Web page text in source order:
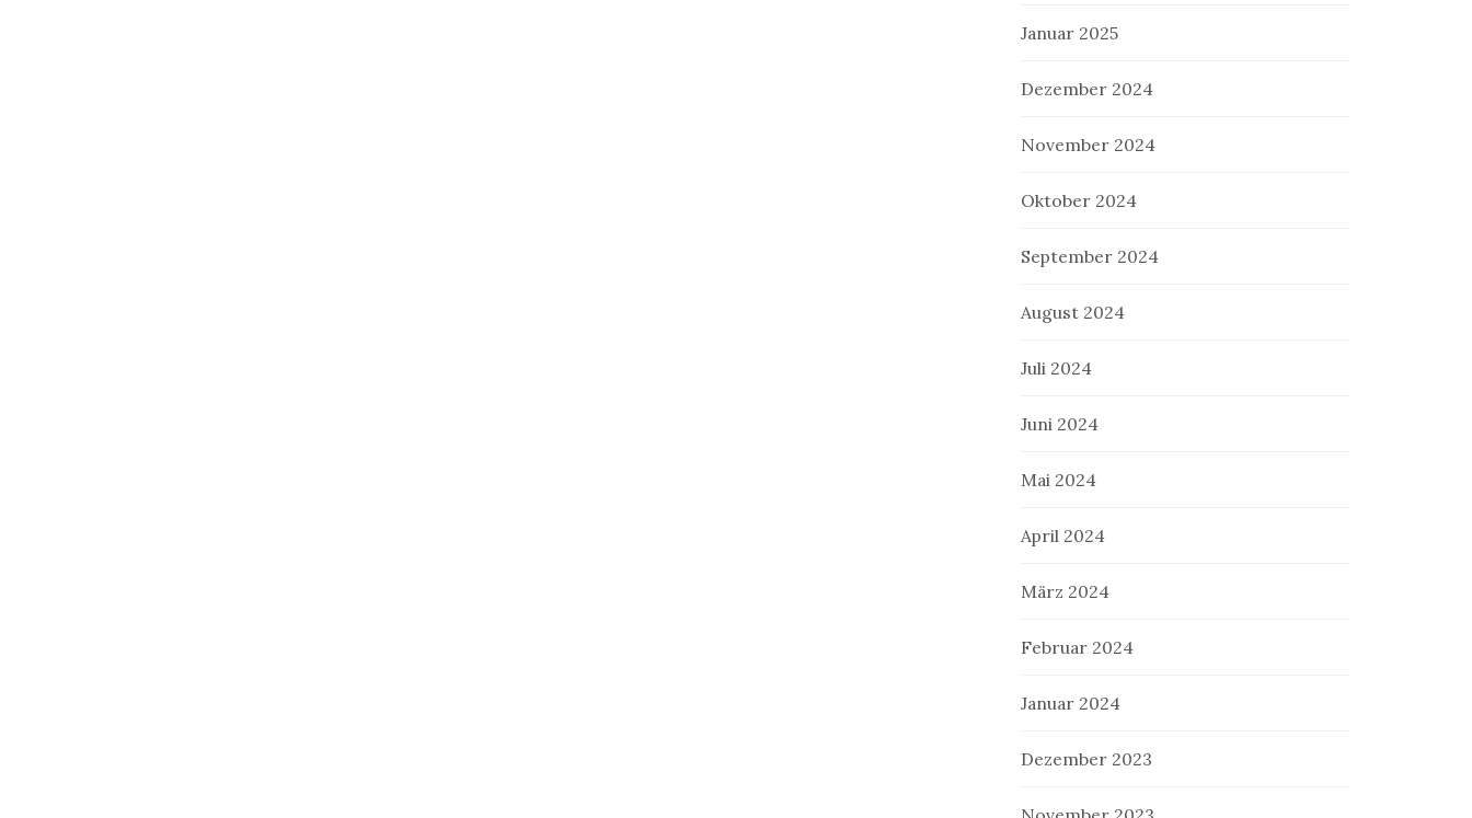
Januar 2025
Dezember 2024
November 2024
Oktober 2024
September 2024
August 2024
Juli 2024
Juni 2024
Mai 2024
April 2024
März 2024
Februar 2024
Januar 2024
Dezember 2023